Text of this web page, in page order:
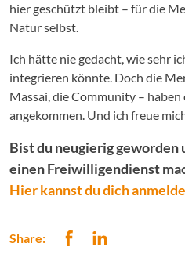
hier geschützt bleibt – für die
Natur selbst.
Ich hätte nie gedacht, wie sehr
integrieren könnte. Doch die
Massai, die Community –
angekommen. Und ich freue
Bist du neugierig geworden
einen Freiwilligendienst
Hier kannst du dich
Share: